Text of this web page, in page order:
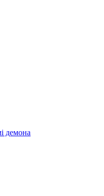
демона